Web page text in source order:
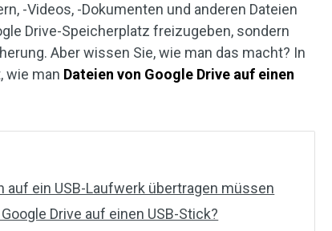
-Videos, -Dokumenten und anderen Dateien
Drive-Speicherplatz freizugeben, sondern
Aber wissen Sie, wie man das macht? In
wie man Dateien von Google Drive auf einen
auf ein USB-Laufwerk übertragen müssen
Drive auf einen USB-Stick?